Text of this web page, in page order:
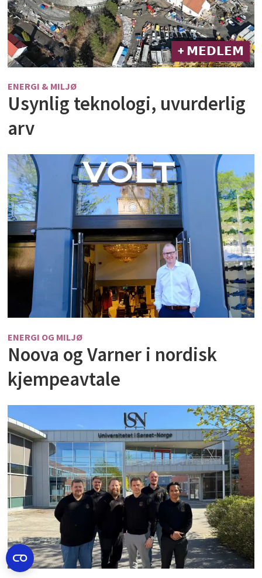
+ 𝗠𝗘𝗗𝗟𝗘𝗠
ENERGI & MILJØ
Usynlig teknologi, uvurderlig
arv
ENERGI OG MILJØ
Noova og Varner i nordisk
kjempeavtale